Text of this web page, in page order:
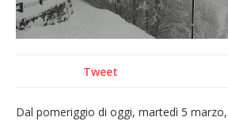
provvisoria»
Dieci anni fa l’ingresso
Tweet
Dal pomeriggio di oggi, martedì 5